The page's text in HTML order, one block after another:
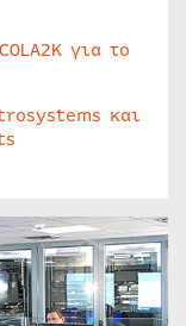
για το
και